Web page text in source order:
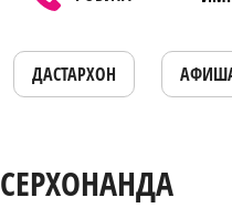
ДАСТАРХОН
СЕРХОНАНДА